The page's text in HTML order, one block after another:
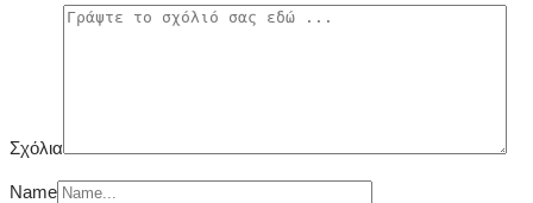
Σχόλια
Name